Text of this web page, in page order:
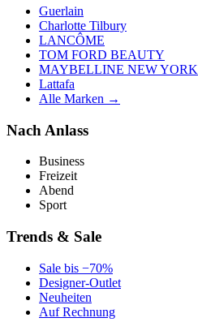
Guerlain
Charlotte Tilbury
LANCÔME
TOM FORD BEAUTY
MAYBELLINE NEW YORK
Lattafa
Alle Marken →
Nach Anlass
Business
Freizeit
Abend
Sport
Trends & Sale
Sale bis −70%
Designer-Outlet
Neuheiten
Auf Rechnung